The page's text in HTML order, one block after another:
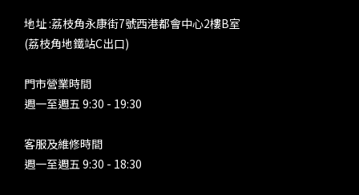
地址 :荔枝角永康街7號西港都會中心2樓B室
(荔枝角地鐵站C出口)
門市營業時間
週一至週五 9:30 - 19:30
客服及維修時間
週一至週五 9:30 - 18:30